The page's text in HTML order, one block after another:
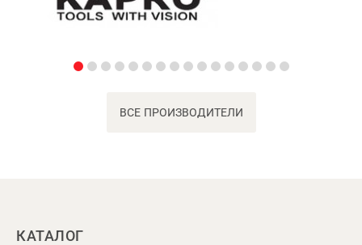
ВСЕ ПРОИЗВОДИТЕЛИ
КАТАЛОГ